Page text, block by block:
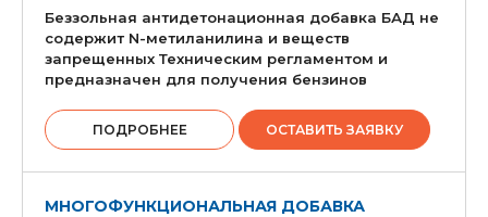
Беззольная антидетонационная добавка БАД не
содержит N-метиланилина и веществ
запрещенных Техническим регламентом и
предназначен для получения бензинов
ПОДРОБНЕЕ ОСТАВИТЬ ЗАЯВКУ
МНОГОФУНКЦИОНАЛЬНАЯ ДОБАВКА